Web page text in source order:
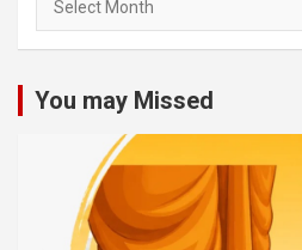
You may Missed